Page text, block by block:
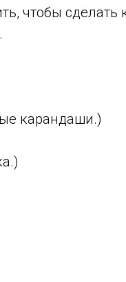
чтобы сделать
карандаши.)